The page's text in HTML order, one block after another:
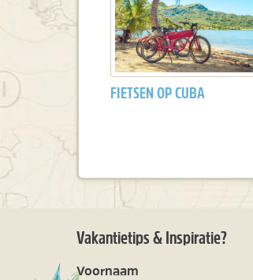
FIETSEN OP CUBA
Vakantietips & Inspiratie?
Voornaam